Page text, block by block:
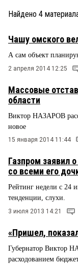
ПРОИСШЕСТВИЯ
СТИЛЬ ЖИЗНИ
Найдено 4
Чашу омского
А сам объект
2 апреля 2014 12:25
Массовые
области
Виктор НАЗАРОВ
новое
15 января 2014 11:44
Газпром заявил
со всеми его
Рейтинг недели с 24
тенденции, слухи.
3 июля 2013 14:21
«Пришел,
Губернатор Виктор
расходованием